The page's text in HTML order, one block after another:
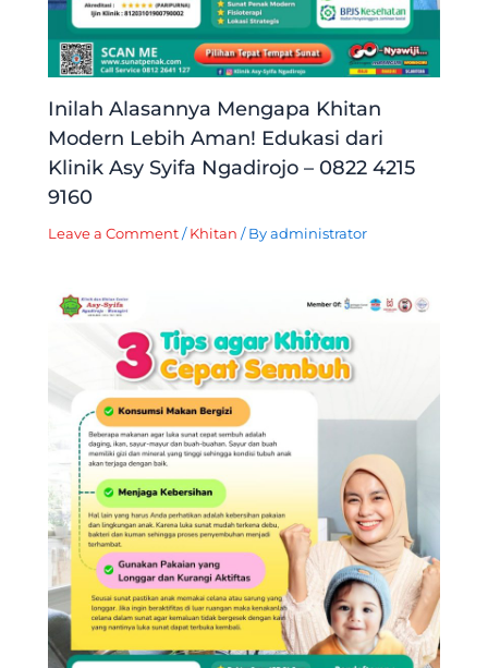
Inilah Alasannya Mengapa Khitan
Modern Lebih Aman! Edukasi dari
Klinik Asy Syifa Ngadirojo – 0822 4215
9160
Leave a Comment / Khitan / Byadministrator